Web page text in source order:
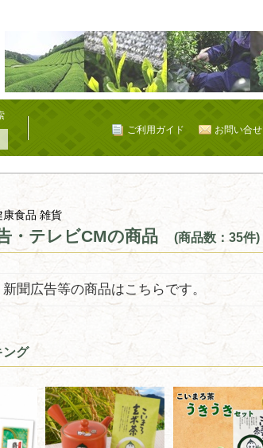
お問い合せ
ご利用ガイド
食品 雑貨
・テレビCMの商品 (商品数：35件)
聞広告等の商品はこちらです。
ング